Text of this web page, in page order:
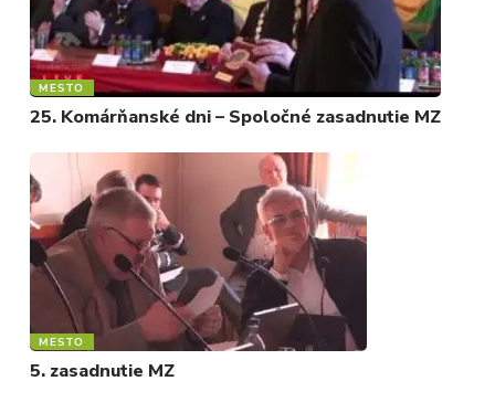
MESTO
25. Komárňanské dni – Spoločné zasadnutie MZ
MESTO
5. zasadnutie MZ